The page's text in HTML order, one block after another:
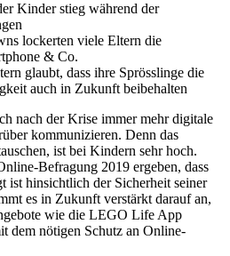
Kinder stieg während der
lockerten viele Eltern die
& Co.
glaubt, dass ihre Sprösslinge die
auch in Zukunft beibehalten
nach der Krise immer mehr digitale
kommunizieren. Denn das
ist bei Kindern sehr hoch.
Befragung 2019 ergeben, dass
ist hinsichtlich der Sicherheit seiner
es in Zukunft verstärkt darauf an,
wie die LEGO Life App
dem nötigen Schutz an Online-